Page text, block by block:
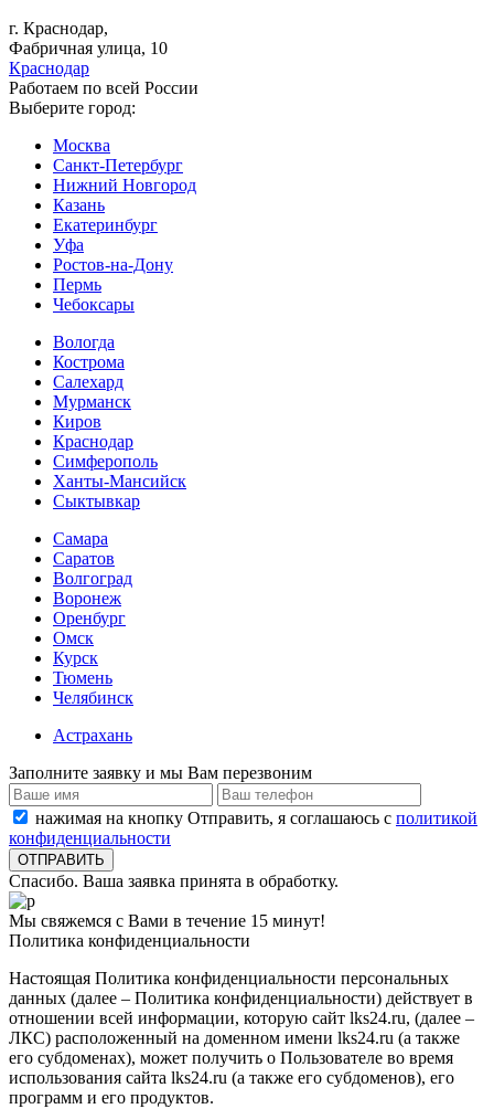
г. Краснодар,
Фабричная улица, 10
Краснодар
Работаем по всей России
Выберите город:
Москва
Санкт-Петербург
Нижний Новгород
Казань
Екатеринбург
Уфа
Ростов-на-Дону
Пермь
Чебоксары
Вологда
Кострома
Салехард
Мурманск
Киров
Краснодар
Симферополь
Ханты-Мансийск
Сыктывкар
Самара
Саратов
Волгоград
Воронеж
Оренбург
Омск
Курск
Тюмень
Челябинск
Астрахань
Заполните заявку и мы Вам перезвоним
нажимая на кнопку Отправить, я соглашаюсь с политикой
конфиденциальности
Спасибо. Ваша заявка принята в обработку.
Мы свяжемся с Вами в течение 15 минут!
Политика конфиденциальности
Настоящая Политика конфиденциальности персональных
данных (далее – Политика конфиденциальности) действует в
отношении всей информации, которую сайт lks24.ru, (далее –
ЛКС) расположенный на доменном имени lks24.ru (а также
его субдоменах), может получить о Пользователе во время
использования сайта lks24.ru (а также его субдоменов), его
программ и его продуктов.